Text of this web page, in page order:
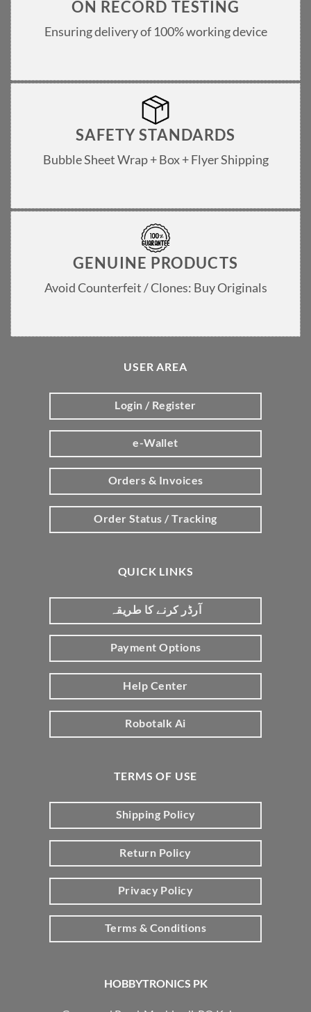
ON RECORD TESTING
Ensuring delivery of 100% working device
SAFETY STANDARDS
Bubble Sheet Wrap + Box + Flyer Shipping
GENUINE PRODUCTS
Avoid Counterfeit / Clones: Buy Originals
HOBBYTRONICS PK
USER AREA
Login / Register
e-Wallet
Orders & Invoices
Order Status / Tracking
QUICK LINKS
آرڈر کرنے کا طریقہ
Payment Options
Help Center
Robotalk Ai
TERMS OF USE
Shipping Policy
Return Policy
Privacy Policy
Terms & Conditions